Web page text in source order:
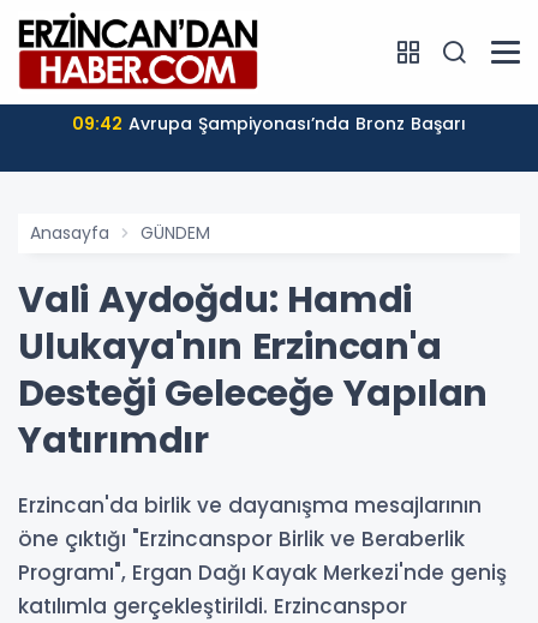
09:42 Avrupa Şampiyonası’nda Bronz Başarı
Anasayfa GÜNDEM
Vali Aydoğdu: Hamdi
Ulukaya'nın Erzincan'a
Desteği Geleceğe Yapılan
Yatırımdır
Erzincan'da birlik ve dayanışma mesajlarının
öne çıktığı "Erzincanspor Birlik ve Beraberlik
Programı", Ergan Dağı Kayak Merkezi'nde geniş
katılımla gerçekleştirildi. Erzincanspor